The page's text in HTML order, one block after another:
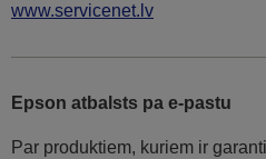
www.servicenet.lv
Epson atbalsts pa e-pastu
Par produktiem, kuriem ir